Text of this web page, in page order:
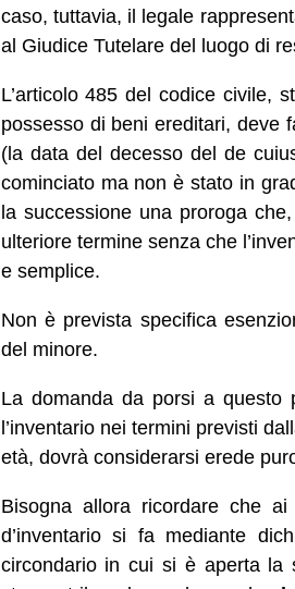
caso, tuttavia, il legale
al Giudice Tutelare del luogo di
L’articolo 485 del codice civile,
possesso di beni ereditari, deve
(la data del decesso del de
cominciato ma non è stato in
la successione una proroga
ulteriore termine senza che
e semplice.
Non è prevista specifica
del minore.
La domanda da porsi a questo
l’inventario nei termini previsti
età, dovrà considerarsi erede
Bisogna allora ricordare che
d’inventario si fa mediante
circondario in cui si è aperta la